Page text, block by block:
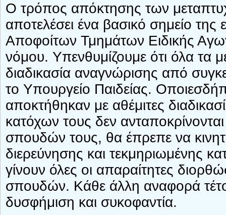
Ο τρόπος απόκτησης των
αποτελέσει ένα βασικό σημείο
Αποφοίτων Τμημάτων Ειδικής
νόμου. Υπενθυμίζουμε ότι όλα τα
διαδικασία αναγνώρισης από
το Υπουργείο Παιδείας.
αποκτήθηκαν με αθέμιτες
κατόχων τους δεν
σπουδών τους, θα έπρεπε να
διερεύνησης και τεκμηριωμένης
γίνουν όλες οι απαραίτητες
σπουδών. Κάθε άλλη αναφορά
δυσφήμιση και συκοφαντία.